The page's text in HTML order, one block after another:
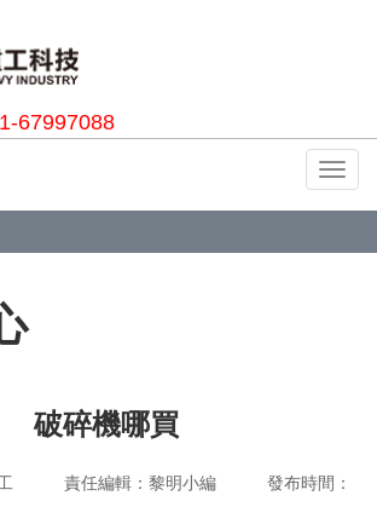
67997088
切
換
破碎機哪買
工 責任編輯：黎明小編 發布時間：